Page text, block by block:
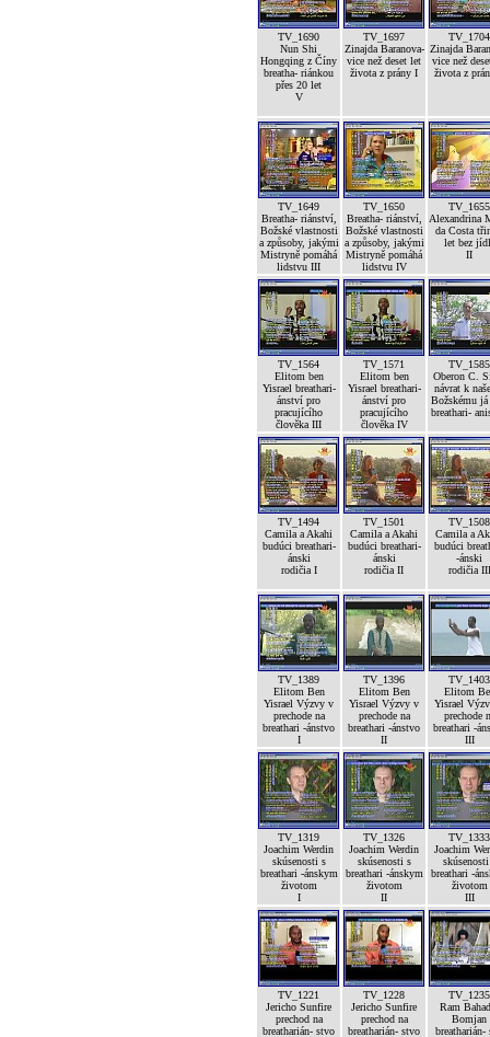
TV_1690
Nun Shi
Hongqing z Číny
breatha- riánkou
přes 20 let
V
TV_1697
Zinajda Baranova-
vice než deset let
života z prány I
TV_1704
Zinajda
vice než
života z
TV_1649
Breatha- riánství,
Božské vlastnosti
a způsoby, jakými
Mistryně pomáhá
lidstvu III
TV_1650
Breatha- riánství,
Božské vlastnosti
a způsoby, jakými
Mistryně pomáhá
lidstvu IV
TV_1655
Alexandrina
da Costa
let bez
II
TV_1564
Elitom ben
Yisrael breathari-
ánství pro
pracujícího
člověka III
TV_1571
Elitom ben
Yisrael breathari-
ánství pro
pracujícího
člověka IV
TV_1585
Oberon C.
návrat k
Božskému já
breathari-
TV_1494
Camila a Akahi
budúci breathari-
ánski
rodičia I
TV_1501
Camila a Akahi
budúci breathari-
ánski
rodičia II
TV_1508
Camila a
budúci
-ánski
rodičia III
TV_1389
Elitom Ben
Yisrael Výzvy v
prechode na
breathari -ánstvo
I
TV_1396
Elitom Ben
Yisrael Výzvy v
prechode na
breathari -ánstvo
II
TV_1403
Elitom
Yisrael
prechode
breathari -
III
TV_1319
Joachim Werdin
skúsenosti s
breathari -ánskym
životom
I
TV_1326
Joachim Werdin
skúsenosti s
breathari -ánskym
životom
II
TV_1333
Joachim
breathari -
životom
III
TV_1221
Jericho Sunfire
prechod na
breatharián- stvo
TV_1228
Jericho Sunfire
prechod na
breatharián- stvo
TV_1235
Ram
Bomjan
breatharián-